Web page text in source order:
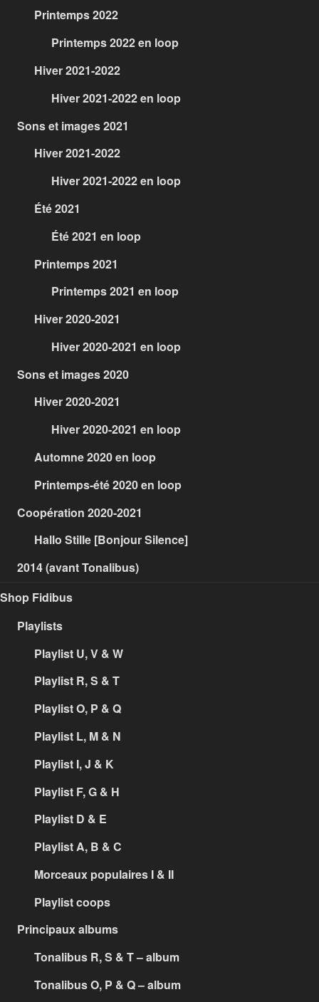
Printemps 2022
Printemps 2022 en loop
Hiver 2021-2022
Hiver 2021-2022 en loop
Sons et images 2021
Hiver 2021-2022
Hiver 2021-2022 en loop
Été 2021
Été 2021 en loop
Printemps 2021
Printemps 2021 en loop
Hiver 2020-2021
Hiver 2020-2021 en loop
Sons et images 2020
Hiver 2020-2021
Hiver 2020-2021 en loop
Automne 2020 en loop
Printemps-été 2020 en loop
Coopération 2020-2021
Hallo Stille [Bonjour Silence]
2014 (avant Tonalibus)
Shop Fidibus
Playlists
Playlist U, V & W
Playlist R, S & T
Playlist O, P & Q
Playlist L, M & N
Playlist I, J & K
Playlist F, G & H
Playlist D & E
Playlist A, B & C
Morceaux populaires I & II
Playlist coops
Principaux albums
Tonalibus R, S & T – album
Tonalibus O, P & Q – album